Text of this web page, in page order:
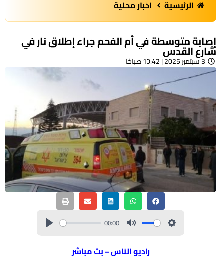
الرئيسية اخبار محلية
إصابة متوسطة في أم الفحم جراء إطلاق نار في
شارع القدس
3 سبتمبر 2025 | 10:42 صباحًا
00:00
راديو الناس – بث مباشر